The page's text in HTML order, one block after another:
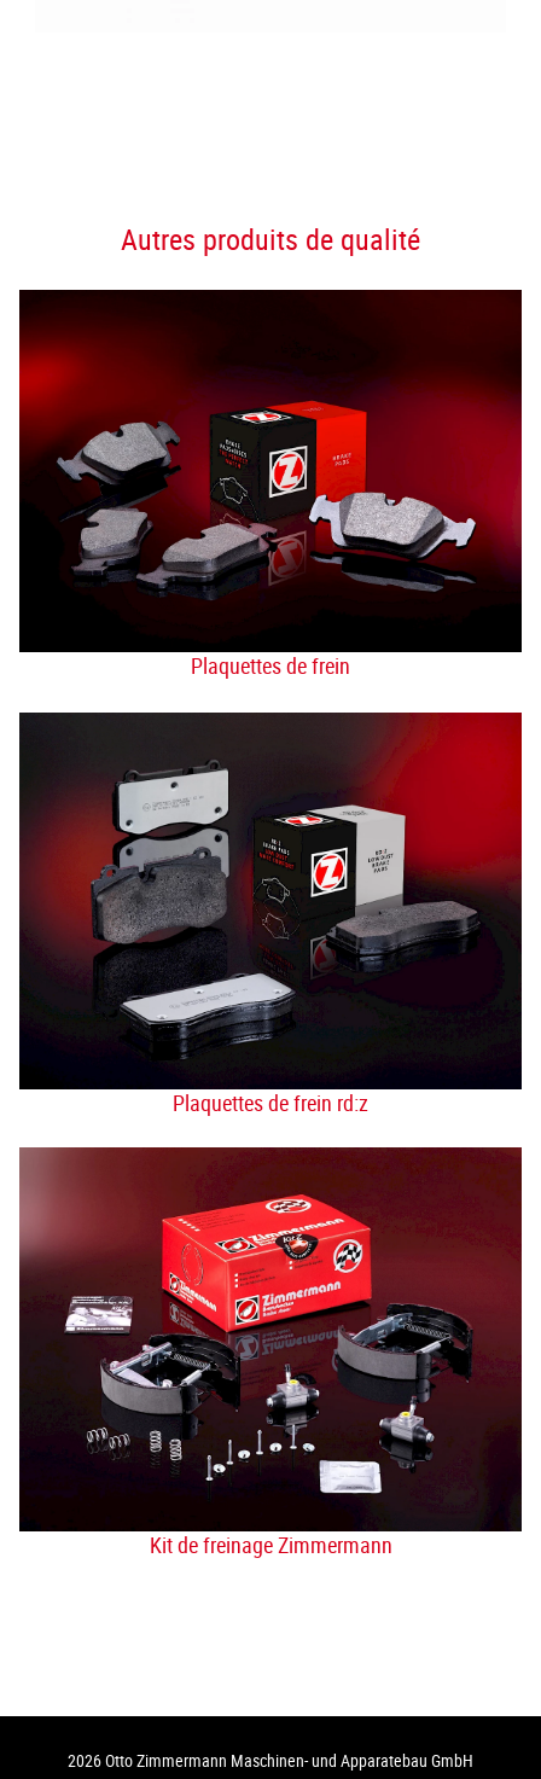
Autres produits de qualité
Plaquettes de frein
Plaquettes de frein rd:z
Kit de freinage Zimmermann
2026 Otto Zimmermann Maschinen- und Apparatebau GmbH